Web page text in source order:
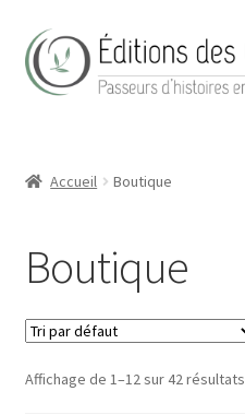
Aller
à
la
Aller
au
contenu
Actualités
Accueil Boutique
Boutique
Affichage de 1–12 sur 42 résultats